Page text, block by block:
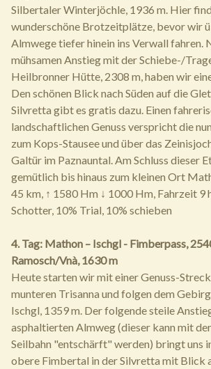
Silbertaler Winterjöchle, 1936 m. Hier
wunderschöne Brotzeitplätze, bevor wir
Almwege tiefer hinein ins Verwall fahren.
mühsamen Anstieg mit der Schiebe-/
Heilbronner Hütte, 2308 m, haben wir
Den schönen Blick nach Süden auf die
Silvretta gibt es gratis dazu. Einen
landschaftlichen Genuss verspricht die
zum Kops-Stausee und über das
Galtür im Paznauntal. Am Schluss dieser
gemütlich bis hinaus zum kleinen Ort
45 km, ↑ 1580 Hm ↓ 1000 Hm, Fahrzeit 9
Schotter, 10% Trial, 10% schieben
4. Tag: Mathon – Ischgl - Fimberpass,
Ramosch/Vnà, 1630 m
Heute starten wir mit einer Genuss-
munteren Trisanna und folgen dem
Ischgl, 1359 m. Der folgende steile
asphaltierten Almweg (dieser kann mit
Seilbahn "entschärft" werden) bringt uns
obere Fimbertal in der Silvretta mit Blick